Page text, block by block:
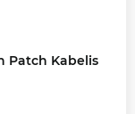
Patch Kabelis